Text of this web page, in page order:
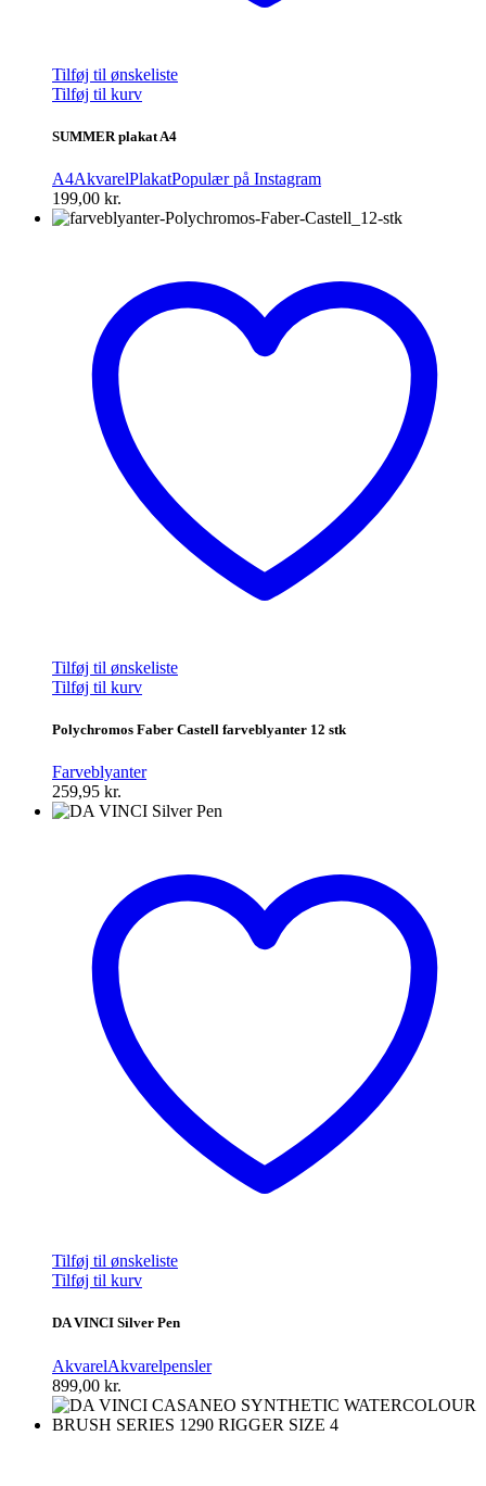
Tilføj til ønskeliste
Tilføj til kurv
SUMMER plakat A4
A4AkvarelPlakatPopulær på Instagram
199,00 kr.
Tilføj til ønskeliste
Tilføj til kurv
Polychromos Faber Castell farveblyanter 12 stk
Farveblyanter
259,95 kr.
Tilføj til ønskeliste
Tilføj til kurv
DA VINCI Silver Pen
AkvarelAkvarelpensler
899,00 kr.